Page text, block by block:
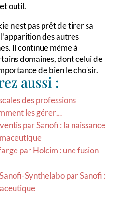
outil.
n’est pas prêt de tirer sa
des autres
Il continue même à
domaines, dont celui de
de bien le choisir.
aussi :
des professions
les gérer…
par Sanofi : la naissance
par Holcim : une fusion
Synthelabo par Sanofi :